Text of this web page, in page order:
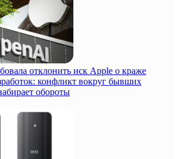
отклонить иск Apple о краже
конфликт вокруг бывших
обороты